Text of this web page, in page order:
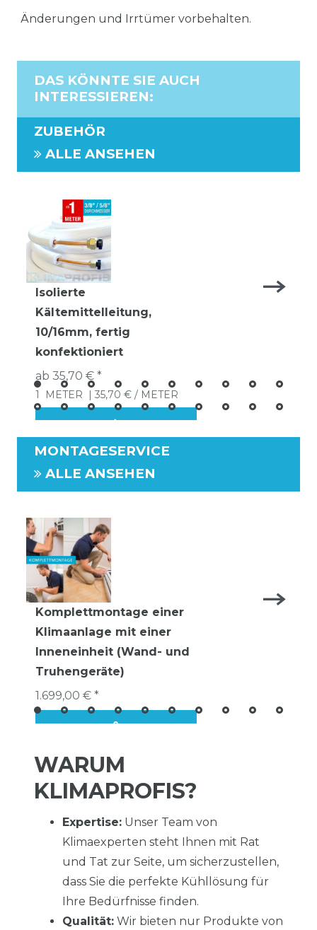
Änderungen und Irrtümer vorbehalten.
DAS KÖNNTE SIE AUCH
INTERESSIEREN:
ZUBEHÖR
ALLE ANSEHEN
Isolierte
Kältemittelleitung,
10/16mm, fertig
konfektioniert
ab 35,70 € *
1 METER | 35,70 € / METER
MONTAGESERVICE
ALLE ANSEHEN
Komplettmontage einer
Klimaanlage mit einer
Inneneinheit (Wand- und
Truhengeräte)
1.699,00 € *
WARUM
KLIMAPROFIS?
Expertise: Unser Team von
Klimaexperten steht Ihnen mit Rat
und Tat zur Seite, um sicherzustellen,
dass Sie die perfekte Kühllösung für
Ihre Bedürfnisse finden.
Qualität: Wir bieten nur Produkte von